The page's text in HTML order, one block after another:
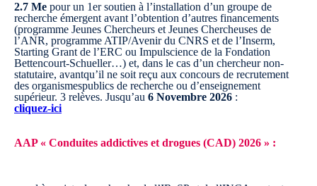
2.7 Me pour un 1er soutien à l’installation d’un groupe de
recherche émergent avant l’obtention d’autres financements
(programme Jeunes Chercheurs et Jeunes Chercheuses de
l’ANR, programme ATIP/Avenir du CNRS et de l’Inserm,
Starting Grant de l’ERC ou Impulscience de la Fondation
Bettencourt-Schueller…) et, dans le cas d’un chercheur non-
statutaire, avantqu’il ne soit reçu aux concours de recrutement
des organismespublics de recherche ou d’enseignement
supérieur. 3 relèves. Jusqu’au 6 Novembre 2026 :
cliquez-ici
AAP « Conduites addictives et drogues (CAD) 2026 » :